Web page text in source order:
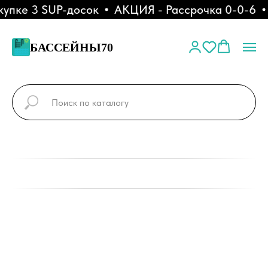
3 SUP-досок АКЦИЯ - Рассрочка 0-0-6
БАССЕЙНЫ70